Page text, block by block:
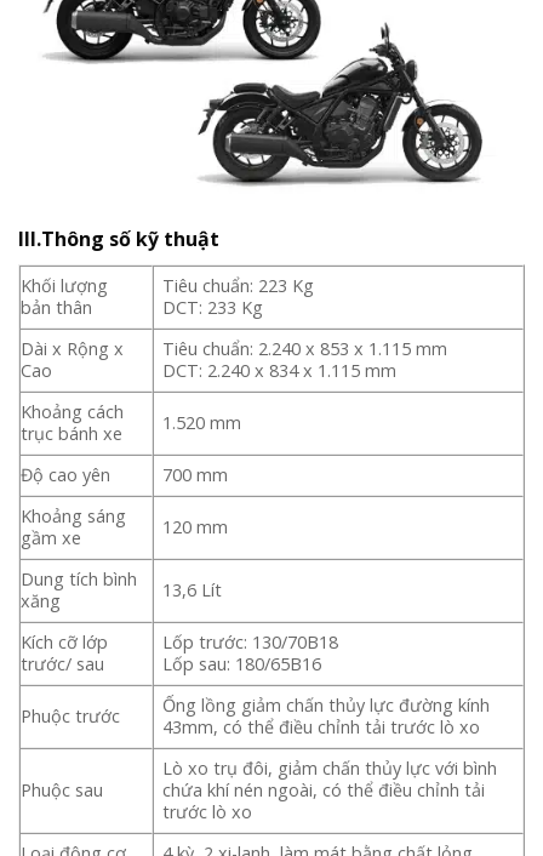
III.Thông số kỹ thuật
Khối lượng
bản thân
Tiêu chuẩn: 223 Kg
DCT: 233 Kg
Dài x Rộng x
Cao
Tiêu chuẩn: 2.240 x 853 x 1.115 mm
DCT: 2.240 x 834 x 1.115 mm
Khoảng cách
trục bánh xe
1.520 mm
Độ cao yên
700 mm
Khoảng sáng
gầm xe
120 mm
Dung tích bình
xăng
13,6 Lít
Kích cỡ lớp
trước/ sau
Lốp trước: 130/70B18
Lốp sau: 180/65B16
Phuộc trước
Ống lồng giảm chấn thủy lực đường kính
43mm, có thể điều chỉnh tải trước lò xo
Phuộc sau
Lò xo trụ đôi, giảm chấn thủy lực với bình
chứa khí nén ngoài, có thể điều chỉnh tải
trước lò xo